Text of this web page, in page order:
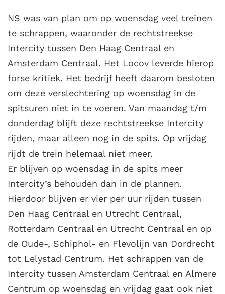
NS was van plan om op woensdag veel treinen
te schrappen, waaronder de rechtstreekse
Intercity tussen Den Haag Centraal en
Amsterdam Centraal. Het Locov leverde hierop
forse kritiek. Het bedrijf heeft daarom besloten
om deze verslechtering op woensdag in de
spitsuren niet in te voeren. Van maandag t/m
donderdag blijft deze rechtstreekse Intercity
rijden, maar alleen nog in de spits. Op vrijdag
rijdt de trein helemaal niet meer.
Er blijven op woensdag in de spits meer
Intercity’s behouden dan in de plannen.
Hierdoor blijven er vier per uur rijden tussen
Den Haag Centraal en Utrecht Centraal,
Rotterdam Centraal en Utrecht Centraal en op
de Oude-, Schiphol- en Flevolijn van Dordrecht
tot Lelystad Centrum. Het schrappen van de
Intercity tussen Amsterdam Centraal en Almere
Centrum op woensdag en vrijdag gaat ook niet